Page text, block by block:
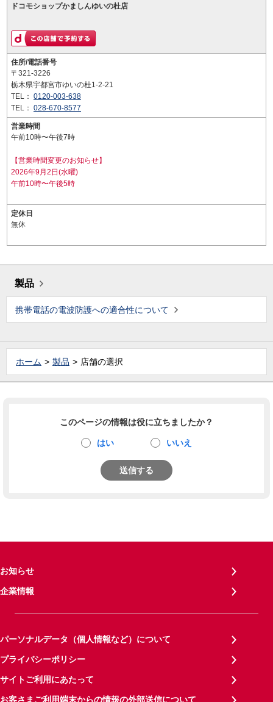
ドコモショップかましんゆいの杜店
住所/電話番号
〒321-3226
栃木県宇都宮市ゆいの杜1-2-21
TEL： 0120-003-638
TEL： 028-670-8577
営業時間
午前10時〜午後7時
【営業時間変更のお知らせ】
2026年9月2日(水曜)
午前10時〜午後5時
定休日
無休
製品
携帯電話の電波防護への適合性について
ホーム 製品 店舗の選択
このページの情報は役に立ちましたか？
はい いいえ
送信する
お知らせ
企業情報
パーソナルデータ（個人情報など）について
プライバシーポリシー
サイトご利用にあたって
お客さまご利用端末からの情報の外部送信について